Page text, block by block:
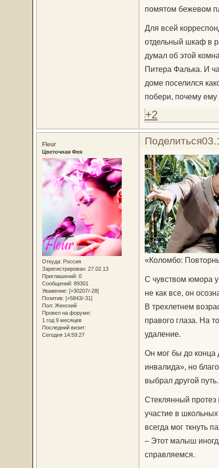
помятом бежевом
Для всей
отдельный шкаф в
думал об этой
Питера Фалька. И
доме поселился
побери, почему
+2
Поделиться
Fleur
Цветочная Фея
Откуда: Россия
Зарегистрирован: 27.02.13
Приглашений: 0
Сообщений: 89301
Уважение: [+30207/-28]
Позитив: [+5843/-31]
Пол: Женский
Провел на форуме:
1 год 9 месяцев
Последний визит:
Сегодня 14:59:27
«Коломбо:
С чувством юмора у
не как все, он
В трехлетнем
правого глаза. На
удаление.
Он мог бы до конца
инвалида», но
выбрал другой путь.
Стеклянный
участие в
всегда мог ткнуть
– Этот малыш
справляемся.